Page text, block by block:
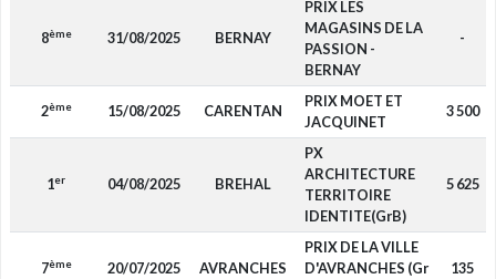
8ème 31/08/2025 BERNAY
PRIX LES
MAGASINS DE LA
PASSION -
BERNAY
-
2ème 15/08/2025 CARENTAN
PRIX MOET ET
JACQUINET
3 500
1er 04/08/2025 BREHAL
PX
ARCHITECTURE
TERRITOIRE
IDENTITE(GrB)
5 625
7ème 20/07/2025 AVRANCHES
PRIX DE LA VILLE
D'AVRANCHES (Gr
135